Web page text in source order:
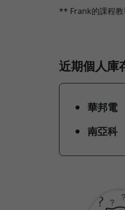
** Frank的課程教
近期個人庫
華邦電
南亞科